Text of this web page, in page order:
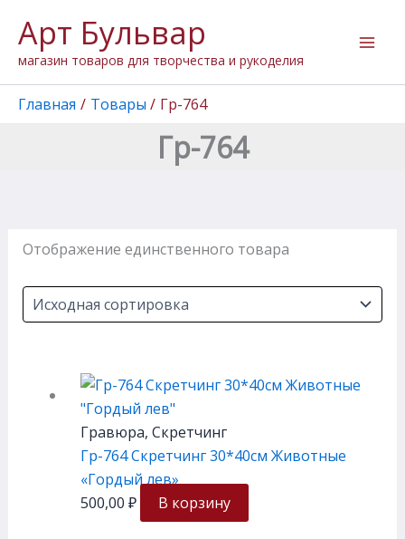
содержимому
Арт Бульвар
магазин товаров для творчества и рукоделия
Главная Товары Гр-764
Гр-764
Отображение единственного товара
Гравюра, Скретчинг
Гр-764 Скретчинг 30*40см Животные
«Гордый лев»
500,00 ₽ В корзину